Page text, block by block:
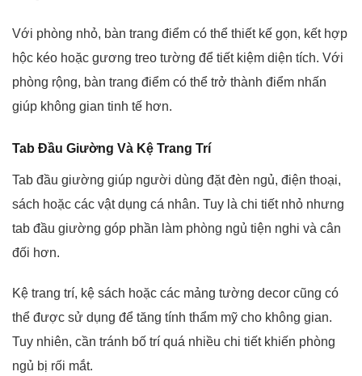
Với phòng nhỏ, bàn trang điểm có thể thiết kế gọn, kết hợp
hộc kéo hoặc gương treo tường để tiết kiệm diện tích. Với
phòng rộng, bàn trang điểm có thể trở thành điểm nhấn
giúp không gian tinh tế hơn.
Tab Đầu Giường Và Kệ Trang Trí
Tab đầu giường giúp người dùng đặt đèn ngủ, điện thoại,
sách hoặc các vật dụng cá nhân. Tuy là chi tiết nhỏ nhưng
tab đầu giường góp phần làm phòng ngủ tiện nghi và cân
đối hơn.
Kệ trang trí, kệ sách hoặc các mảng tường decor cũng có
thể được sử dụng để tăng tính thẩm mỹ cho không gian.
Tuy nhiên, cần tránh bố trí quá nhiều chi tiết khiến phòng
ngủ bị rối mắt.